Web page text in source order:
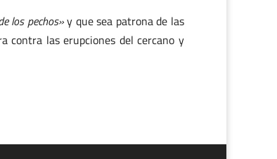
los pechos»y que sea patrona de las
contra las erupciones del cercano y